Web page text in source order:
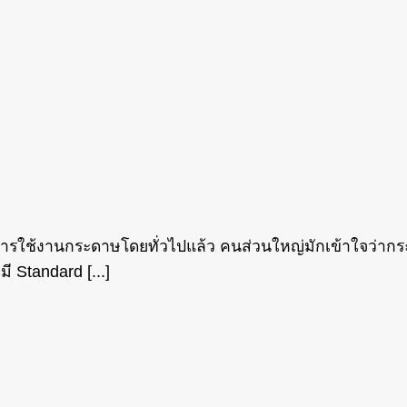
ใช้งานกระดาษโดยทั่วไปแล้ว คนส่วนใหญ่มักเข้าใจว่าก
Standard [...]